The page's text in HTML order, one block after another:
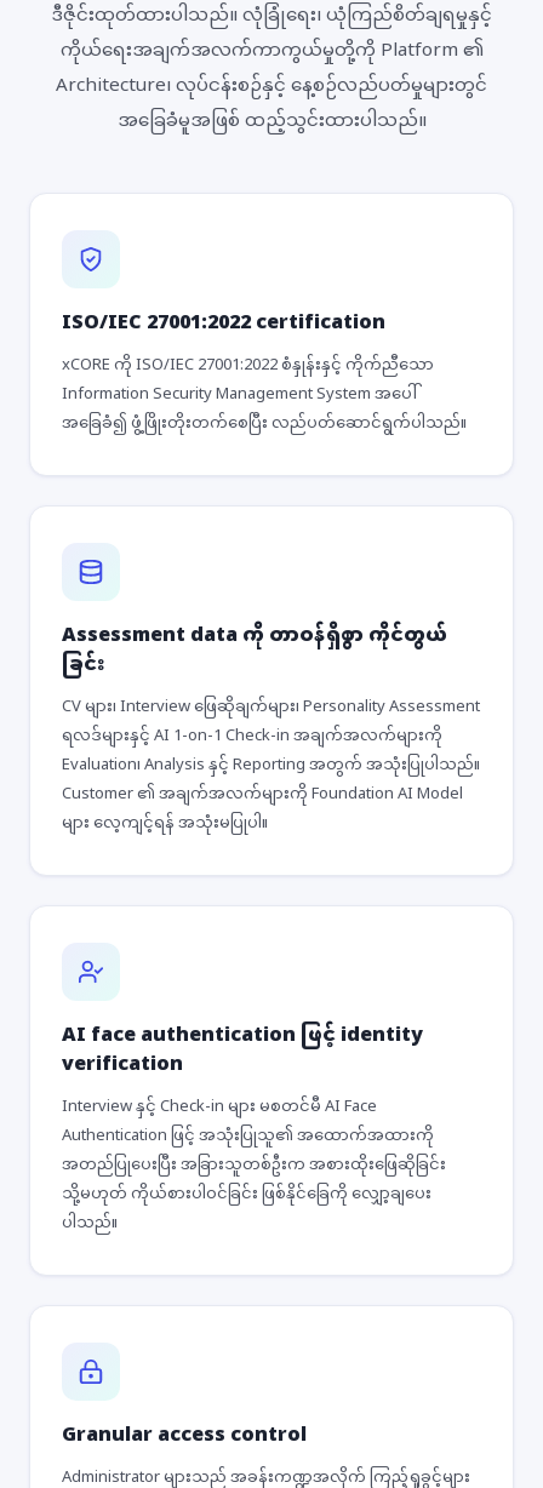
ဒီဇိုင်းထုတ်ထားပါသည်။ လုံခြုံရေး၊ ယုံကြည်စိတ်ချရမှုနှင့်
ကိုယ်ရေးအချက်အလက်ကာကွယ်မှုတို့ကို Platform ၏
Architecture၊ လုပ်ငန်းစဉ်နှင့် နေ့စဉ်လည်ပတ်မှုများတွင်
အခြေခံမူအဖြစ် ထည့်သွင်းထားပါသည်။
ISO/IEC 27001:2022 certification
xCORE ကို ISO/IEC 27001:2022 စံနှုန်းနှင့် ကိုက်ညီသော
Information Security Management System အပေါ်
အခြေခံ၍ ဖွံ့ဖြိုးတိုးတက်စေပြီး လည်ပတ်ဆောင်ရွက်ပါသည်။
Assessment data ကို တာဝန်ရှိစွာ ကိုင်တွယ်
ခြင်း
CV များ၊ Interview ဖြေဆိုချက်များ၊ Personality Assessment
ရလဒ်များနှင့် AI 1-on-1 Check-in အချက်အလက်များကို
Evaluation၊ Analysis နှင့် Reporting အတွက် အသုံးပြုပါသည်။
Customer ၏ အချက်အလက်များကို Foundation AI Model
များ လေ့ကျင့်ရန် အသုံးမပြုပါ။
AI face authentication ဖြင့် identity
verification
Interview နှင့် Check-in များ မစတင်မီ AI Face
Authentication ဖြင့် အသုံးပြုသူ၏ အထောက်အထားကို
အတည်ပြုပေးပြီး အခြားသူတစ်ဦးက အစားထိုးဖြေဆိုခြင်း
သို့မဟုတ် ကိုယ်စားပါဝင်ခြင်း ဖြစ်နိုင်ခြေကို လျှော့ချပေး
ပါသည်။
Granular access control
Administrator များသည် အခန်းကဏ္ဍအလိုက် ကြည့်ရှုခွင့်များ